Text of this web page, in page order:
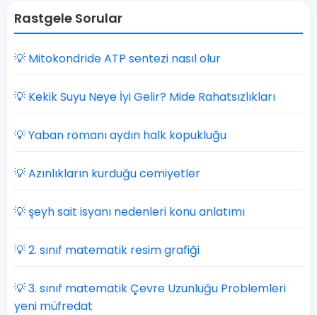
Rastgele Sorular
💡 Mitokondride ATP sentezi nasıl olur
💡 Kekik Suyu Neye İyi Gelir? Mide Rahatsızlıkları
💡 Yaban romanı aydın halk kopukluğu
💡 Azınlıkların kurduğu cemiyetler
💡 şeyh sait isyanı nedenleri konu anlatımı
💡 2. sınıf matematik resim grafiği
💡 3. sınıf matematik Çevre Uzunluğu Problemleri
yeni müfredat